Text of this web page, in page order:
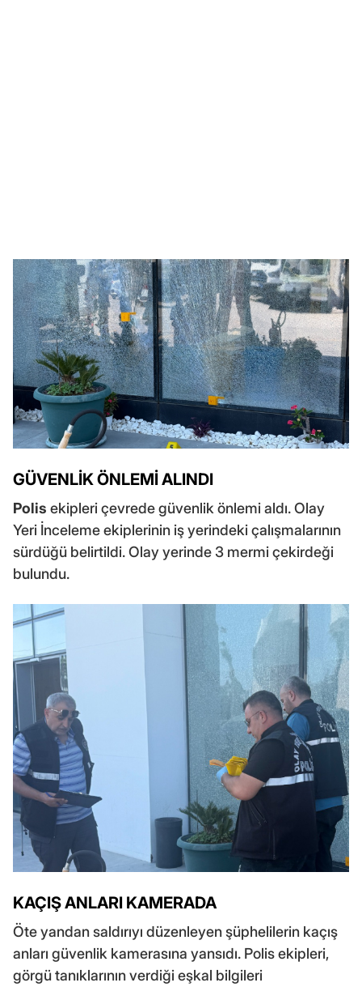
GÜVENLİK ÖNLEMİ ALINDI
Polis ekipleri çevrede güvenlik önlemi aldı. Olay
Yeri İnceleme ekiplerinin iş yerindeki çalışmalarının
sürdüğü belirtildi. Olay yerinde 3 mermi çekirdeği
bulundu.
KAÇIŞ ANLARI KAMERADA
Öte yandan saldırıyı düzenleyen şüphelilerin kaçış
anları güvenlik kamerasına yansıdı. Polis ekipleri,
görgü tanıklarının verdiği eşkal bilgileri